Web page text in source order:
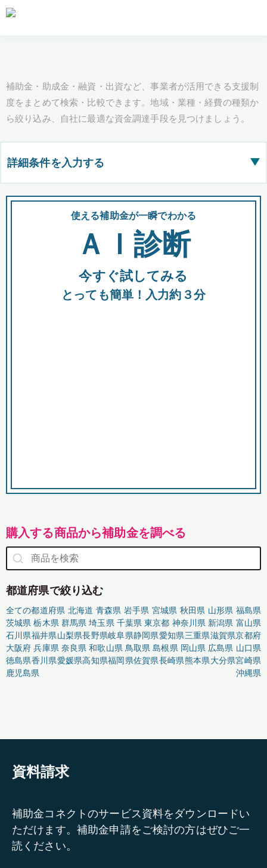
補助金・助成金・融資・出資など、事業者が活用できる支援制
度をまとめて検索・比較できます。地域・業種・経費の種類か
ら絞り込み、自社に最適な資金調達手段を見つけましょう。
詳細条件を入力する ▶
都道府県
全国の検索結果を含めて表示
助成金 融資 出資
使える補助金が一瞬でわかる
ＡＩ診断
今すぐ試してみる
とっても簡単！入力約３分
購入する商品から補助金を調べる
都道府県で絞り込む
全ての都道府県 北海道 青森県 岩手県 宮城県 秋田県 山形県 福島県
茨城県 栃木県 群馬県 埼玉県 千葉県 東京都 神奈川県 新潟県 富山県
石川県福井県山梨県長野県岐阜県静岡県愛知県三重県滋賀県京都府
大阪府 兵庫県 奈良県 和歌山県 鳥取県 島根県 岡山県 広島県 山口県
徳島県香川県愛媛県高知県福岡県佐賀県長崎県熊本県大分県宮崎県
鹿児島県
沖縄県
資料請求
補助金コネクトのサービス資料をダウンロードい
ただけます。補助金申請をご検討の方はぜひご一
読ください。